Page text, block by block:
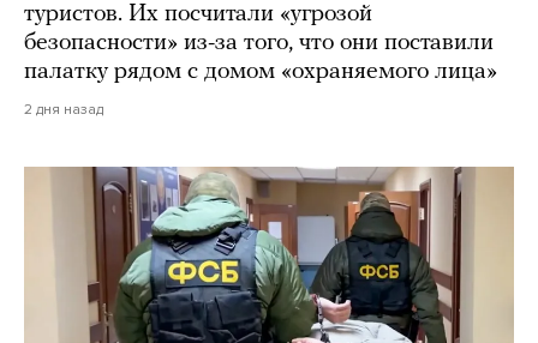
туристов. Их посчитали «угрозой
безопасности» из-за того, что они поставили
палатку рядом с домом «охраняемого лица»
2 дня назад